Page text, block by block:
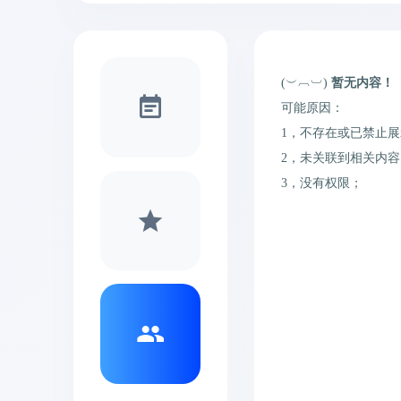
(︶︹︺) 暂无内容！
可能原因：
1，不存在或已禁止
2，未关联到相关内
3，没有权限；